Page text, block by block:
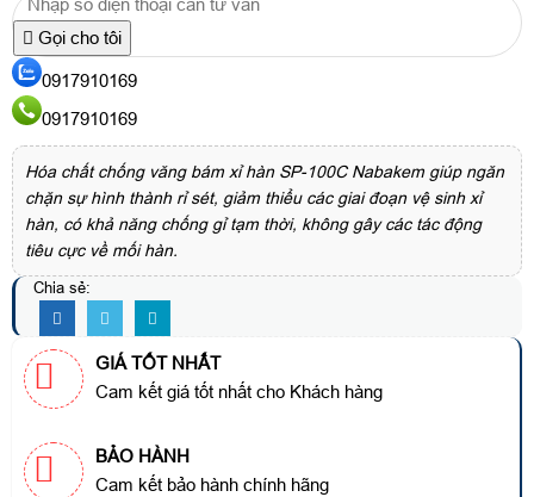
Gọi cho tôi
0917910169
0917910169
Hóa chất chống văng bám xỉ hàn SP-100C Nabakem giúp ngăn
chặn sự hình thành rỉ sét, giảm thiểu các giai đoạn vệ sinh xỉ
hàn, có khả năng chống gỉ tạm thời, không gây các tác động
tiêu cực về mối hàn.
Chia sẻ:
GIÁ TỐT NHẤT
Cam kết giá tốt nhất cho Khách hàng
BẢO HÀNH
Cam kết bảo hành chính hãng